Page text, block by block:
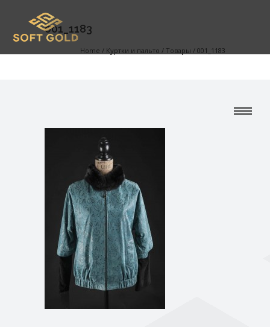
001_1183
Home / Куртки и пальто / Товары / 001_1183